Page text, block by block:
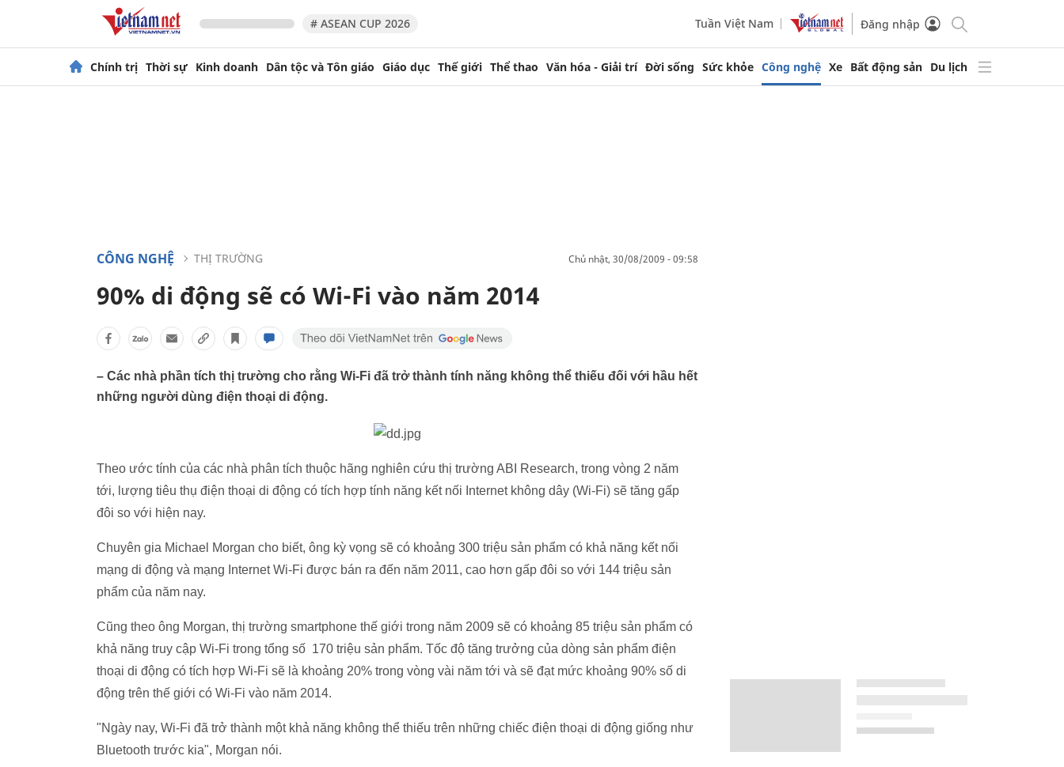
# ASEAN CUP 2026 Tuần Việt Nam Đăng nhập
Chính trị Thời sự Kinh doanh Dân tộc và Tôn giáo Giáo dục Thế giới Thể thao Văn hóa - Giải trí Đời sống Sức khỏe Công nghệ Xe Bất động sản Du lịch
CÔNG NGHỆ THỊ TRƯỜNG chủ nhật, 30/08/2009 - 09:58
90% di động sẽ có Wi-Fi vào năm 2014
– Các nhà phần tích thị trường cho rằng Wi-Fi đã trở thành tính năng không thể thiếu đối với hầu hết
những người dùng điện thoại di động.
Theo ước tính của các nhà phân tích thuộc hãng nghiên cứu thị trường ABI Research, trong vòng 2 năm
tới, lượng tiêu thụ điện thoại di động có tích hợp tính năng kết nối Internet không dây (Wi-Fi) sẽ tăng gấp
đôi so với hiện nay.
Chuyên gia Michael Morgan cho biết, ông kỳ vọng sẽ có khoảng 300 triệu sản phẩm có khả năng kết nối
mạng di động và mạng Internet Wi-Fi được bán ra đến năm 2011, cao hơn gấp đôi so với 144 triệu sản
phẩm của năm nay.
Cũng theo ông Morgan, thị trường smartphone thế giới trong năm 2009 sẽ có khoảng 85 triệu sản phẩm có
khả năng truy cập Wi-Fi trong tổng số 170 triệu sản phẩm. Tốc độ tăng trưởng của dòng sản phẩm điện
thoại di động có tích hợp Wi-Fi sẽ là khoảng 20% trong vòng vài năm tới và sẽ đạt mức khoảng 90% số di
động trên thế giới có Wi-Fi vào năm 2014.
"Ngày nay, Wi-Fi đã trở thành một khả năng không thể thiếu trên những chiếc điện thoại di động giống như
Bluetooth trước kia", Morgan nói.